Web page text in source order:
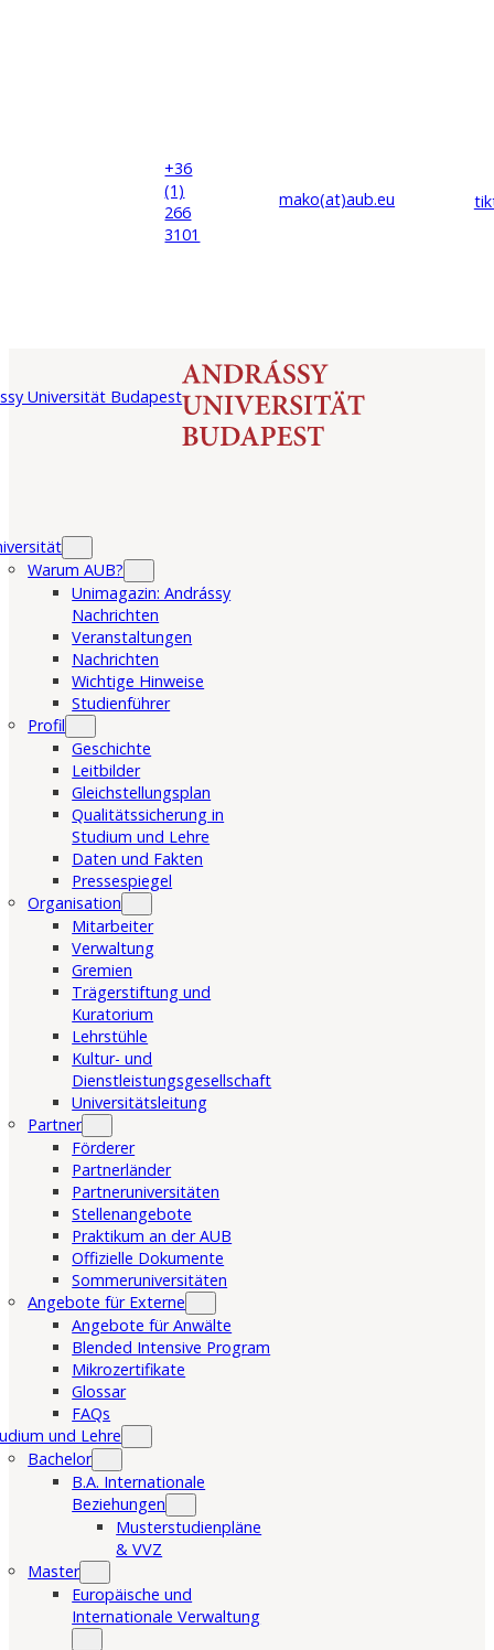
+36
(1)
266
3101
mako(at)aub.eu
Warum AUB?
Unimagazin: Andrássy
Nachrichten
Veranstaltungen
Nachrichten
Wichtige Hinweise
Studienführer
Profil
Geschichte
Leitbilder
Gleichstellungsplan
Qualitätssicherung in
Studium und Lehre
Daten und Fakten
Pressespiegel
Organisation
Mitarbeiter
Verwaltung
Gremien
Trägerstiftung und
Kuratorium
Lehrstühle
Kultur- und
Dienstleistungsgesellschaft
Universitätsleitung
Partner
Förderer
Partnerländer
Partneruniversitäten
Stellenangebote
Praktikum an der AUB
Offizielle Dokumente
Sommeruniversitäten
Angebote für Externe
Angebote für Anwälte
Blended Intensive Program
Mikrozertifikate
Glossar
FAQs
und Lehre
Bachelor
B.A. Internationale
Beziehungen
Musterstudienpläne
& VVZ
Master
Europäische und
Internationale Verwaltung